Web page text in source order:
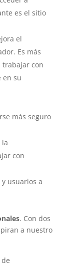
es el sitio
el
Es más
trabajar con
en su
más seguro
la
con
usuarios a
. Con dos
a nuestro